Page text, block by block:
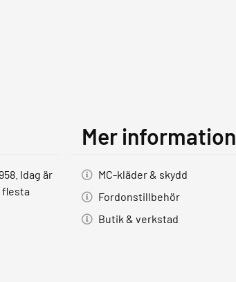
Idag är
flesta
Mer information
MC-kläder & skydd
Fordonstillbehör
Butik & verkstad